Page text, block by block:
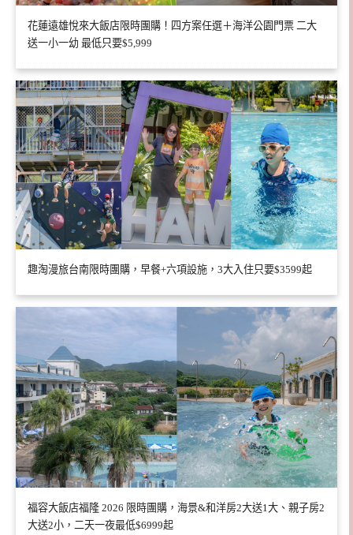
花蓮遠雄悅來大飯店限時團購！四方案任選＋海洋公園門票 二大
送一小一幼 最低只要$5,999
趣淘漫旅台南限時團購，早餐+六項設施，3大入住只要$3599起
福容大飯店福隆 2026 限時團購，海景&和洋房2大送1大、親子房2
大送2小，二天一夜最低$6999起